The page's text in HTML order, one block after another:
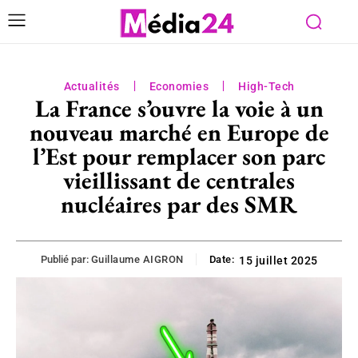
Actualités Economies High-Tech
La France s’ouvre la voie à un
nouveau marché en Europe de
l’Est pour remplacer son parc
vieillissant de centrales
nucléaires par des SMR
Publié par: Guillaume AIGRON Date: 15 juillet 2025